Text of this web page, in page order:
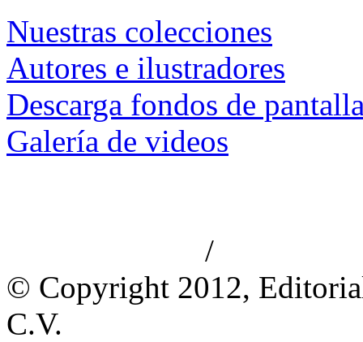
Nuestras colecciones
Autores e ilustradores
Descarga fondos de
Galería de videos
/
© Copyright 2012,
C.V.